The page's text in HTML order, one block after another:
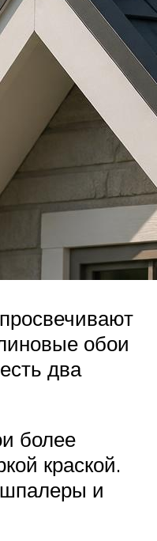
обои
два
более
краской.
шпалеры и